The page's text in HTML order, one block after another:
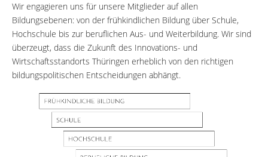
Wir engagieren uns für unsere Mitglieder auf allen
Bildungsebenen: von der frühkindlichen Bildung über Schule,
Hochschule bis zur beruflichen Aus- und Weiterbildung. Wir sind
überzeugt, dass die Zukunft des Innovations- und
Wirtschaftsstandorts Thüringen erheblich von den richtigen
bildungspolitischen Entscheidungen abhängt.